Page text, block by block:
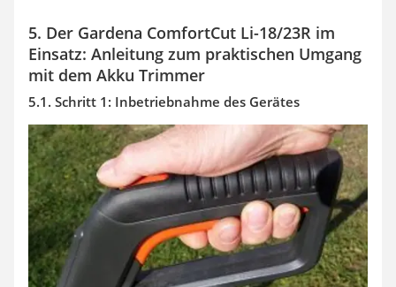
5. Der Gardena ComfortCut Li-18/23R im
Einsatz: Anleitung zum praktischen Umgang
mit dem Akku Trimmer
5.1. Schritt 1: Inbetriebnahme des Gerätes